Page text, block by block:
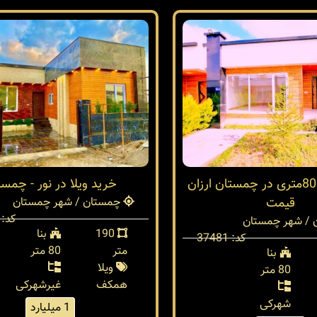
ویلای نقلی 80متری در چمستان ارزان
قیمت
/ شهر چمستان
کد: 37481
بنا
80 متر
شهرکی
خرید ویلا در نور -
چمستان / شهر چمستان
کد:
190
متر
بنا
80 متر
ویلا
همکف
غیرشهرکی
1 میلیارد